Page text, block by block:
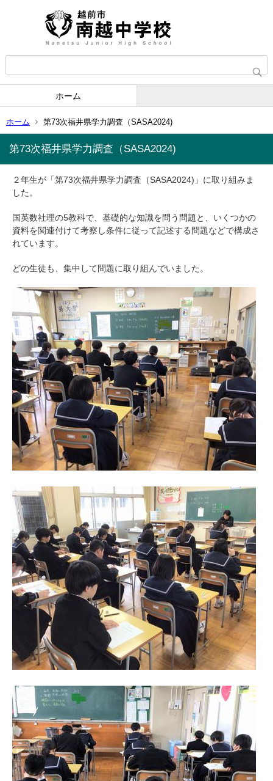
ホーム
ホーム 第73次福井県学力調査（SASA2024)
第73次福井県学力調査（SASA2024)
２年生が「第73次福井県学力調査（SASA2024)」に取り組みま
した。
国英数社理の5教科で、基礎的な知識を問う問題と、いくつかの
資料を関連付けて考察し条件に従って記述する問題などで構成さ
れています。
どの生徒も、集中して問題に取り組んでいました。